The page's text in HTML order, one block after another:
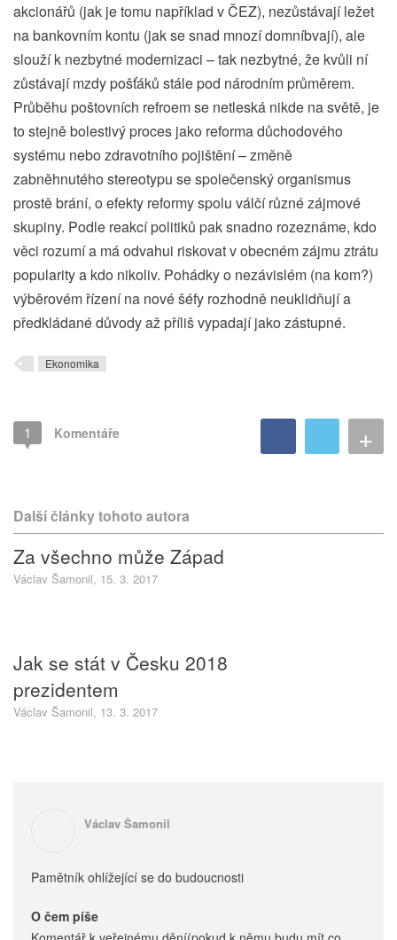
akcionářů (jak je tomu například v ČEZ), nezůstávají ležet
na bankovním kontu (jak se snad mnozí domníbvají), ale
slouží k nezbytné modernizaci – tak nezbytné, že kvůli ní
zůstávají mzdy pošťáků stále pod národním průměrem.
Průběhu poštovních refroem se netleská nikde na světě, je
to stejně bolestivý proces jako reforma důchodového
systému nebo zdravotního pojištění – změně
zabněhnutého stereotypu se společenský organismus
prostě brání, o efekty reformy spolu válčí různé zájmové
skupiny. Podle reakcí politiků pak snadno rozeznáme, kdo
věci rozumí a má odvahui riskovat v obecném zájmu ztrátu
popularity a kdo nikoliv. Pohádky o nezávislém (na kom?)
výběrovém řízení na nové šéfy rozhodně neuklidňují a
předkládané důvody až příliš vypadají jako zástupné.
Ekonomika
1 Komentáře +
Další články tohoto autora
Za všechno může Západ
Václav Šamonil, 15. 3. 2017
Jak se stát v Česku 2018
prezidentem
Václav Šamonil, 13. 3. 2017
Václav Šamonil
Pamětník ohlížející se do budoucnosti
O čem píše